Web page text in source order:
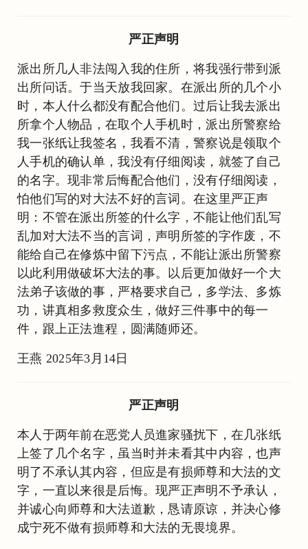
严正声明
派出所几人非法闯入我的住所，将我强行带到派
出所问话。于当天放我回家。在派出所的几个小
时，本人什么都没有配合他们。过后让我去派出
所拿个人物品，在取个人手机时，派出所警察给
我一张纸让我签名，我看不清，警察说是领取个
人手机的确认单，我没有仔细阅读，就签了自己
的名字。现非常后悔配合他们，没有仔细阅读，
怕他们写的对大法不好的言词。在这里严正声
明：不管在派出所签的什么字，不能让他们乱写
乱加对大法不当的言词，声明所签的字作废，不
能给自己在修炼中留下污点，不能让派出所警察
以此利用做破坏大法的事。以后更加做好一个大
法弟子该做的事，严格要求自己，多学法、多炼
功，讲真相多救度众生，做好三件事中的每一
件，跟上正法進程，圆满随师还。
王燕 2025年3月14日
严正声明
本人于两年前在恶党人员進家骚扰下，在几张纸
上签了几个名字，虽当时并未看其中内容，也声
明了不承认其内容，但应是有损师尊和大法的文
字，一直以来很是后悔。现严正声明不予承认，
并诚心向师尊和大法道歉，恳请原谅，并决心修
成宁死不做有损师尊和大法的无畏境界。